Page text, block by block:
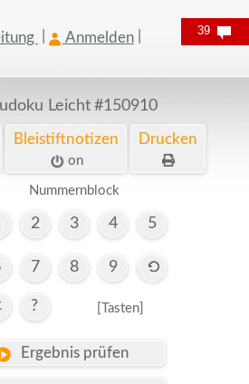
Anmelden
Leicht #150910
Bleistiftnotizen
on
Drucken
Nummernblock
2 3 4 5
7 8 9
? [Tasten]
Ergebnis prüfen
39